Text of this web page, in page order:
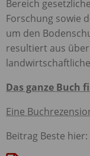
Bereich
Forschung sowie
um den
resultiert aus
Das ganze Buch
Eine
Beitrag Beste hier: